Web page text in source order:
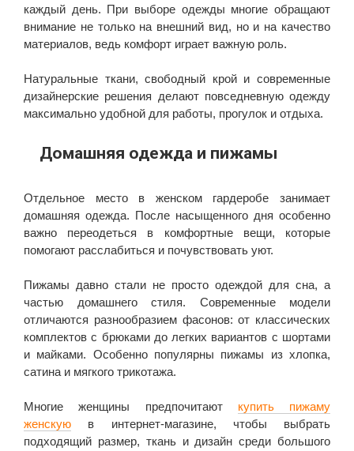
каждый день. При выборе одежды многие обращают
внимание не только на внешний вид, но и на качество
материалов, ведь комфорт играет важную роль.
Натуральные ткани, свободный крой и современные
дизайнерские решения делают повседневную одежду
максимально удобной для работы, прогулок и отдыха.
Домашняя одежда и пижамы
Отдельное место в женском гардеробе занимает
домашняя одежда. После насыщенного дня особенно
важно переодеться в комфортные вещи, которые
помогают расслабиться и почувствовать уют.
Пижамы давно стали не просто одеждой для сна, а
частью домашнего стиля. Современные модели
отличаются разнообразием фасонов: от классических
комплектов с брюками до легких вариантов с шортами
и майками. Особенно популярны пижамы из хлопка,
сатина и мягкого трикотажа.
Многие женщины предпочитают купить пижаму
женскую в интернет-магазине, чтобы выбрать
подходящий размер, ткань и дизайн среди большого